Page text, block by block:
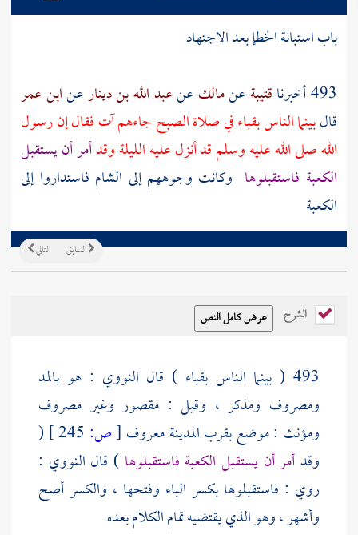
باب استبانة الخطإ بعد الاجتهاد
493 أخبرنا
قتيبةعنمالكعنعبد الله بن دينارعنابن عمر
قالبينما الناسبقباءفي صلاة الصبح جاءهم آت فقال إن رسول
الله صلى الله عليه وسلم قد أنزل عليه الليلة وقدأمر أن يستقبل
الكعبة فاستقبلوها وكانت وجوههم إلى الشام فاستداروا إلى
الكعبة
التالي السابق
الشرح
493 ( بينما الناس بقباء ) قال النووي : هو بالمد
ومصروف ومذكر ، وقيل : مقصور وغير مصروف
ومؤنث : موضع بقربالمدينةمعروف [ص:
(
وقدأمر أن يستقبل الكعبة فاستقبلوها ) قال النووي :
روي : فاستقبلوها بكسر الباء وفتحها ، والكسر أصح
وأشهر ، وهو الذي يقتضيه تمام الكلام بعده